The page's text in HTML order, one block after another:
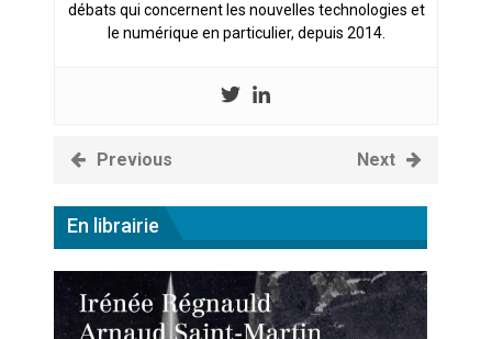
débats qui concernent les nouvelles technologies et
le numérique en particulier, depuis 2014.
Previous Next
En librairie